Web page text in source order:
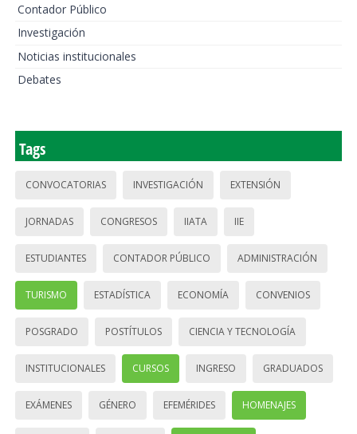
Contador Público
Investigación
Noticias institucionales
Debates
Tags
CONVOCATORIAS INVESTIGACIÓN EXTENSIÓN
JORNADAS CONGRESOS IIATA IIE
ESTUDIANTES CONTADOR PÚBLICO ADMINISTRACIÓN
TURISMO ESTADÍSTICA ECONOMÍA CONVENIOS
POSGRADO POSTÍTULOS CIENCIA Y TECNOLOGÍA
INSTITUCIONALES CURSOS INGRESO GRADUADOS
EXÁMENES GÉNERO EFEMÉRIDES HOMENAJES